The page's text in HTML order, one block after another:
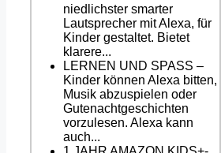
niedlichster smarter
Lautsprecher mit Alexa, für
Kinder gestaltet. Bietet
klarere...
LERNEN UND SPASS –
Kinder können Alexa bitten,
Musik abzuspielen oder
Gutenachtgeschichten
vorzulesen. Alexa kann
auch...